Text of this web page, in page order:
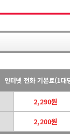
인터넷 전화 기본료(1대
2,290원
2,200원